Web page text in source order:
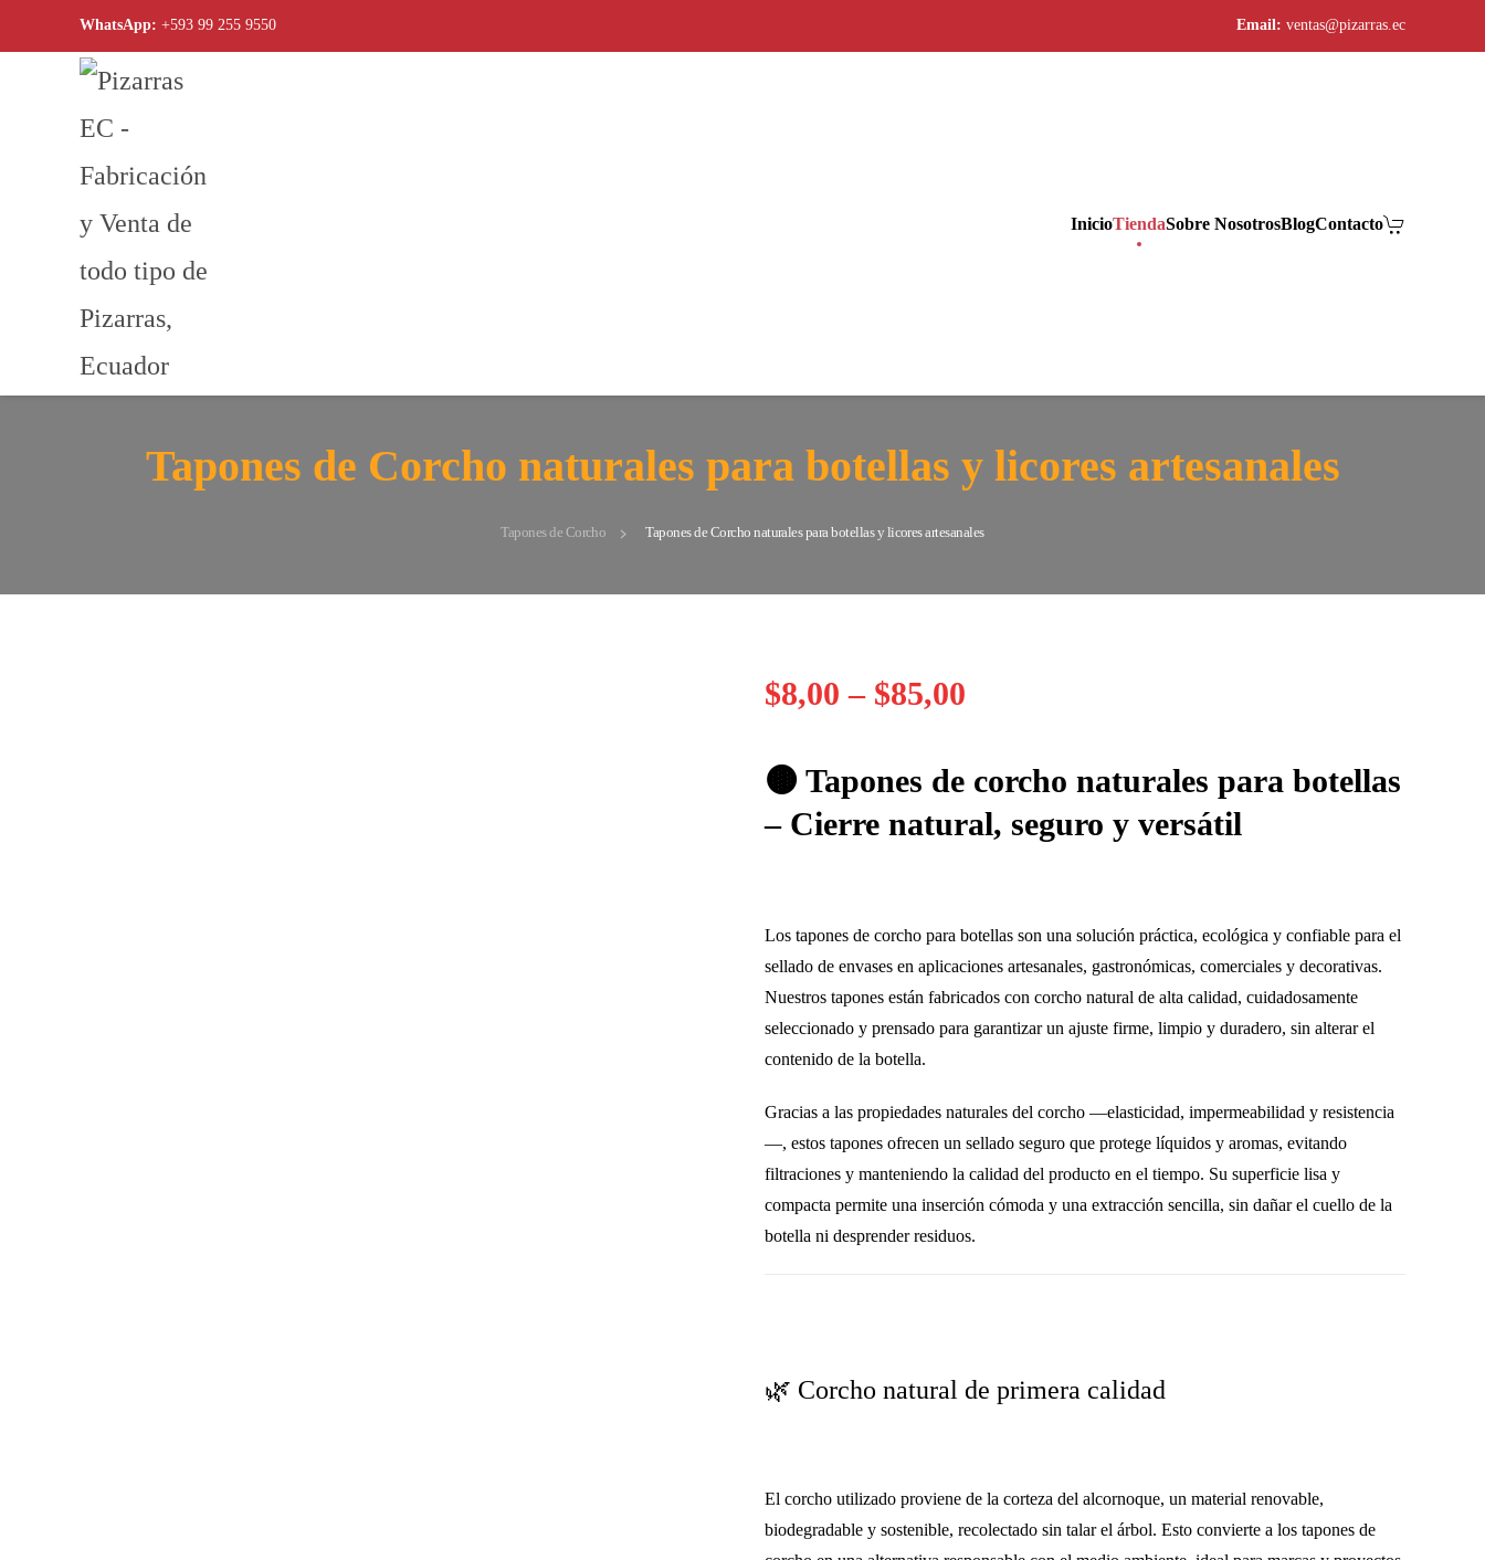
Skip to main content
WhatsApp: +593 99 255 9550 Email: ventas@pizarras.ec
InicioTiendaSobre NosotrosBlogContacto
Tapones de Corcho naturales para botellas y licores artesanales
Tapones de Corcho Tapones de Corcho naturales para botellas y licores artesanales
$8,00 – $85,00
🟤 Tapones de corcho naturales para botellas
– Cierre natural, seguro y versátil
Los tapones de corcho para botellas son una solución práctica, ecológica y confiable para el
sellado de envases en aplicaciones artesanales, gastronómicas, comerciales y decorativas.
Nuestros tapones están fabricados con corcho natural de alta calidad, cuidadosamente
seleccionado y prensado para garantizar un ajuste firme, limpio y duradero, sin alterar el
contenido de la botella.
Gracias a las propiedades naturales del corcho —elasticidad, impermeabilidad y resistencia
—, estos tapones ofrecen un sellado seguro que protege líquidos y aromas, evitando
filtraciones y manteniendo la calidad del producto en el tiempo. Su superficie lisa y
compacta permite una inserción cómoda y una extracción sencilla, sin dañar el cuello de la
botella ni desprender residuos.
🌿 Corcho natural de primera calidad
El corcho utilizado proviene de la corteza del alcornoque, un material renovable,
biodegradable y sostenible, recolectado sin talar el árbol. Esto convierte a los tapones de